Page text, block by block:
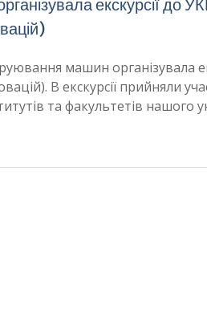
екскурсії до
машин організувала
В екскурсії прийняли
та факультетів